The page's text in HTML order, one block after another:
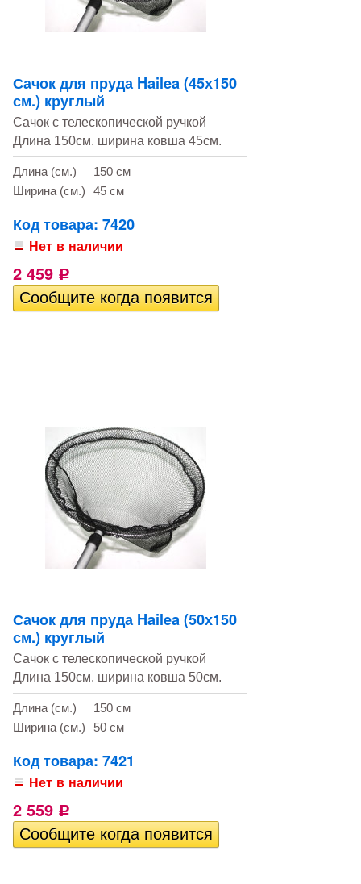
Сачок для пруда Hailea (45х150
см.) круглый
Сачок с телескопической ручкой
Длина 150см. ширина ковша 45см.
Длина (см.)
150 см
Ширина (см.)
45 см
Код товара: 7420
Нет в наличии
2 459 Р
Сачок для пруда Hailea (50х150
см.) круглый
Сачок с телескопической ручкой
Длина 150см. ширина ковша 50см.
Длина (см.)
150 см
Ширина (см.)
50 см
Код товара: 7421
Нет в наличии
2 559 Р